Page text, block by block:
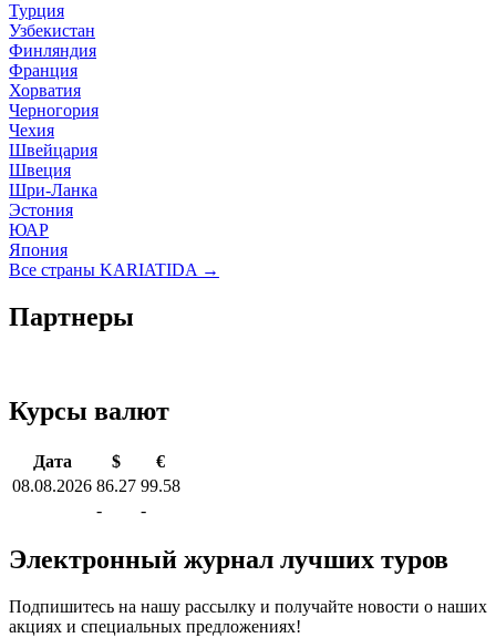
Турция
Узбекистан
Финляндия
Франция
Хорватия
Черногория
Чехия
Швейцария
Швеция
Шри-Ланка
Эстония
ЮАР
Япония
Все страны KARIATIDA →
Партнеры
Курсы валют
Дата $
€
08.08.2026 86.27 99.58
-
-
Электронный журнал лучших туров
Подпишитесь на нашу рассылку и получайте новости о наших
акциях и специальных предложениях!